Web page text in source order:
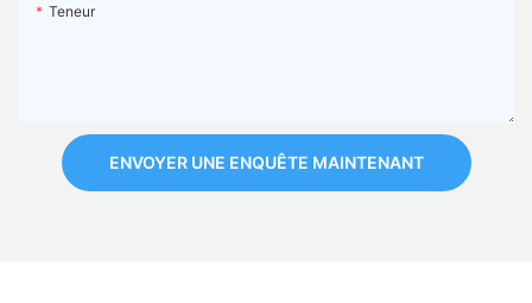
Teneur
ENVOYER UNE ENQUÊTE MAINTENANT